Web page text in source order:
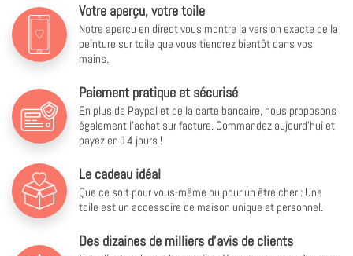
Votre aperçu, votre toile
Notre aperçu en direct vous montre la version exacte de la
peinture sur toile que vous tiendrez bientôt dans vos
mains.
Paiement pratique et sécurisé
En plus de Paypal et de la carte bancaire, nous proposons
également l'achat sur facture. Commandez aujourd'hui et
payez en 14 jours !
Le cadeau idéal
Que ce soit pour vous-même ou pour un être cher : Une
toile est un accessoire de maison unique et personnel.
Des dizaines de milliers d'avis de clients